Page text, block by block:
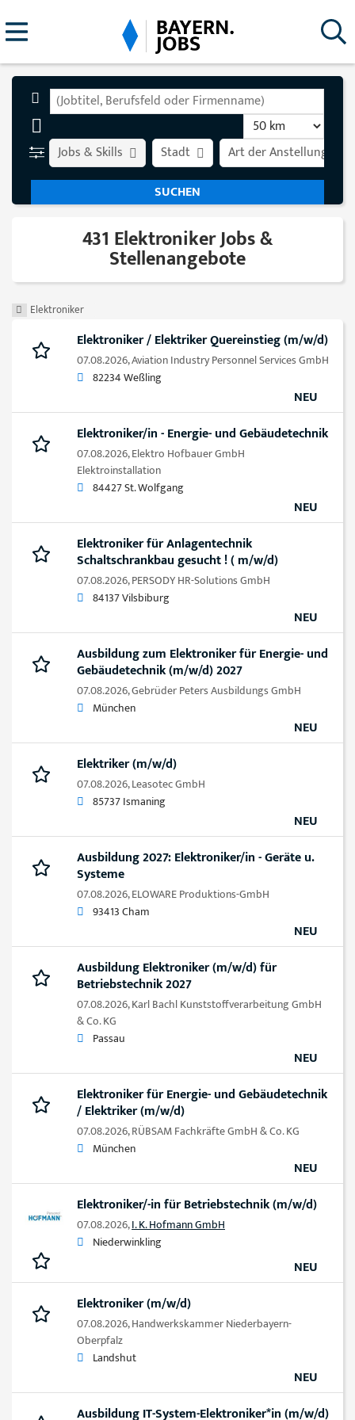
Stadt Art der Anstellung
Jobs & Skills
431 Elektroniker Jobs &
Stellenangebote
Elektroniker
Elektroniker / Elektriker Quereinstieg (m/w/d)
07.08.2026,Aviation Industry Personnel Services GmbH
82234 Weßling
NEU
Elektroniker/in - Energie- und Gebäudetechnik
07.08.2026,Elektro Hofbauer GmbH
Elektroinstallation
84427 St. Wolfgang
NEU
Elektroniker für Anlagentechnik
Schaltschrankbau gesucht ! ( m/w/d)
07.08.2026,PERSODY HR-Solutions GmbH
84137 Vilsbiburg
NEU
Ausbildung zum Elektroniker für Energie- und
Gebäudetechnik (m/w/d) 2027
07.08.2026,Gebrüder Peters Ausbildungs GmbH
München
NEU
Elektriker (m/w/d)
07.08.2026,Leasotec GmbH
85737 Ismaning
NEU
Ausbildung 2027: Elektroniker/in - Geräte u.
Systeme
07.08.2026,ELOWARE Produktions-GmbH
93413 Cham
NEU
Ausbildung Elektroniker (m/w/d) für
Betriebstechnik 2027
07.08.2026,Karl Bachl Kunststoffverarbeitung GmbH
& Co. KG
Passau
NEU
Elektroniker für Energie- und Gebäudetechnik
/ Elektriker (m/w/d)
07.08.2026,RÜBSAM Fachkräfte GmbH & Co. KG
München
NEU
Elektroniker/-in für Betriebstechnik (m/w/d)
07.08.2026,I. K. Hofmann GmbH
Niederwinkling
NEU
Elektroniker (m/w/d)
07.08.2026,Handwerkskammer Niederbayern-
Oberpfalz
Landshut
NEU
Ausbildung IT-System-Elektroniker*in (m/w/d)